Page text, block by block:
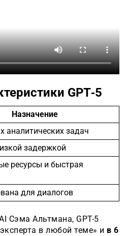
GPT‑5
Назначение
аналитических задач
задержкой
ресурсы и быстрая
для диалогов
Сэма Альтмана, GPT-5
в любой теме» и в 6